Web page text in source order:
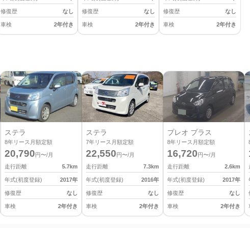
修復歴 なし
車検 2年付き
修復歴 なし
車検 2年付き
修復歴 なし
車検 2年付き
ステラ
8年リース月額定額
20,790 円〜/月
走行距離
5.7km
年式(初度登録) 2017年
修復歴 なし
車検 2年付き
ステラ
7年リース月額定額
22,550 円〜/月
走行距離
7.3km
年式(初度登録) 2016年
修復歴 なし
車検 2年付き
プレオ プラス
8年リース月額定額
16,720 円〜/月
走行距離
2.6km
年式(初度登録) 2017年
修復歴 なし
車検 2年付き